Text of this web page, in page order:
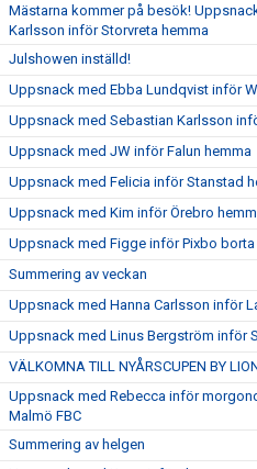
Mästarna kommer på besök!
Karlsson inför Storvreta hemma
Julshowen inställd!
Uppsnack med Ebba Lundqvist inför
Uppsnack med Sebastian Karlsson
Uppsnack med JW inför Falun hemma
Uppsnack med Felicia inför Stanstad
Uppsnack med Kim inför Örebro
Uppsnack med Figge inför Pixbo borta
Summering av veckan
Uppsnack med Hanna Carlsson inför
Uppsnack med Linus Bergström inför
VÄLKOMNA TILL NYÅRSCUPEN BY
Uppsnack med Rebecca inför
Malmö FBC
Summering av helgen